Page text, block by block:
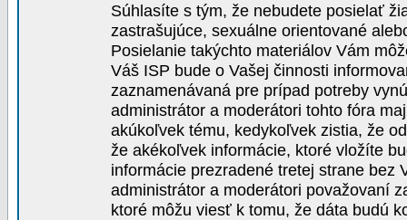
Súhlasíte s tým, že nebudete posielať
zastrašujúce, sexuálne orientované
Posielanie takýchto materiálov Vám
Váš ISP bude o Vašej činnosti
zaznamenávaná pre prípad potreby
administrátor a moderátori tohto fóra
akúkoľvek tému, kedykoľvek zistia, že
že akékoľvek informácie, ktoré vložíte
informácie prezradené tretej strane bez
administrátor a moderátori považovaní
ktoré môžu viesť k tomu, že dáta budú